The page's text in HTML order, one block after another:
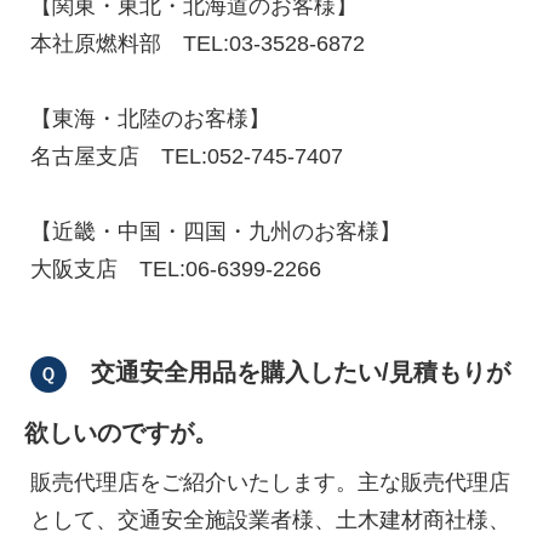
【関東・東北・北海道のお客様】
本社原燃料部 TEL:03-3528-6872
【東海・北陸のお客様】
名古屋支店 TEL:052-745-7407
【近畿・中国・四国・九州のお客様】
大阪支店 TEL:06-6399-2266
交通安全用品を購入したい/見積もりが
欲しいのですが。
販売代理店をご紹介いたします。主な販売代理店
として、交通安全施設業者様、土木建材商社様、